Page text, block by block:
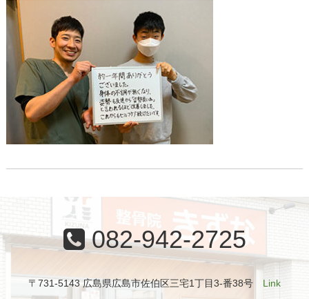
082-942-2725
〒731-5143 広島県広島市佐伯区三宅1丁目3-番38号 Link